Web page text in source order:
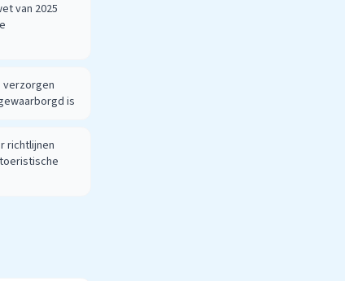
van 2025
verzorgen
is
richtlijnen